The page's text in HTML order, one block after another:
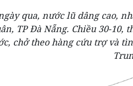
qua, nước lũ dâng cao,
TP Đà Nẵng. Chiều 30-
chở theo hàng cứu trợ và